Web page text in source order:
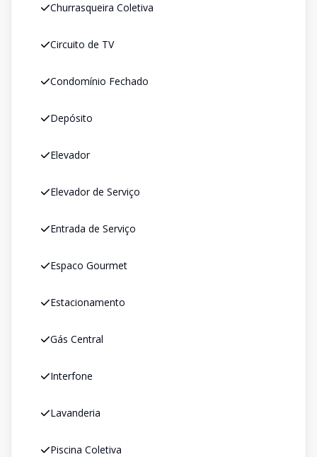
Churrasqueira Coletiva
Circuito de TV
Condomínio Fechado
Depósito
Elevador
Elevador de Serviço
Entrada de Serviço
Espaco Gourmet
Estacionamento
Gás Central
Interfone
Lavanderia
Piscina Coletiva